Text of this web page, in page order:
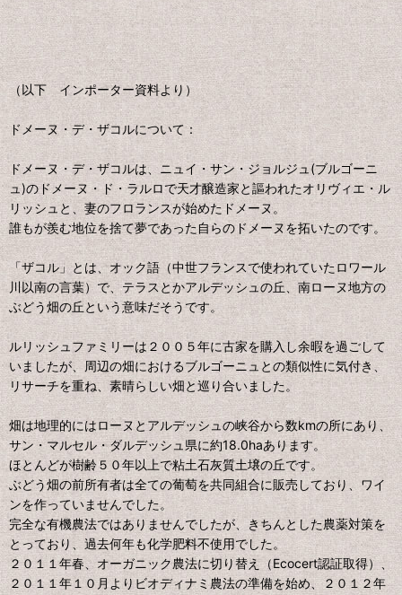
（以下 インポーター資料より）
ドメーヌ・デ・ザコルについて：
ドメーヌ・デ・ザコルは、ニュイ・サン・ジョルジュ(ブルゴーニ
ュ)のドメーヌ・ド・ラルロで天才醸造家と謳われたオリヴィエ・ル
リッシュと、妻のフロランスが始めたドメーヌ。
誰もが羨む地位を捨て夢であった自らのドメーヌを拓いたのです。
「ザコル」とは、オック語（中世フランスで使われていたロワール
川以南の言葉）で、テラスとかアルデッシュの丘、南ローヌ地方の
ぶどう畑の丘という意味だそうです。
ルリッシュファミリーは２００５年に古家を購入し余暇を過ごして
いましたが、周辺の畑におけるブルゴーニュとの類似性に気付き、
リサーチを重ね、素晴らしい畑と巡り合いました。
畑は地理的にはローヌとアルデッシュの峡谷から数kmの所にあり、
サン・マルセル・ダルデッシュ県に約18.0haあります。
ほとんどが樹齢５０年以上で粘土石灰質土壌の丘です。
ぶどう畑の前所有者は全ての葡萄を共同組合に販売しており、ワイ
ンを作っていませんでした。
完全な有機農法ではありませんでしたが、きちんとした農薬対策を
とっており、過去何年も化学肥料不使用でした。
２０１１年春、オーガニック農法に切り替え（Ecocert認証取得）、
２０１１年１０月よりビオディナミ農法の準備を始め、２０１２年